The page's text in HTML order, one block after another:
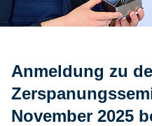
Anmeldung zu
November 2025